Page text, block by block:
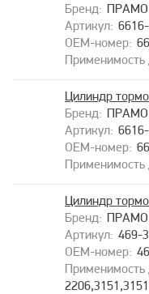
ПРАМО
ПРАМО
Цилиндр
ПРАМО
469-
Цилиндр